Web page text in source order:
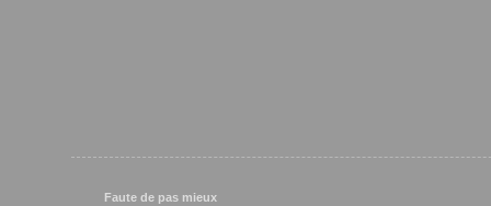
Faute de pas mieux